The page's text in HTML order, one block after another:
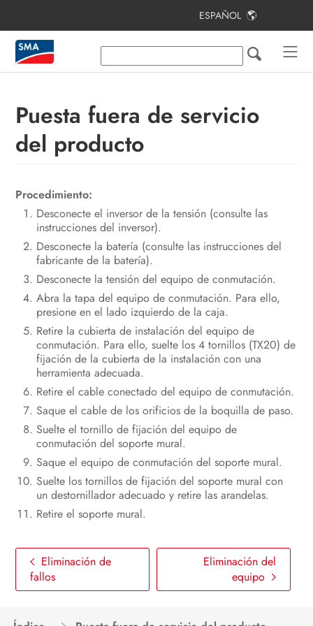
ESPAÑOL
Puesta fuera de servicio
del producto
Procedimiento:
Desconecte el inversor de la tensión (consulte las
instrucciones del inversor).
Desconecte la batería (consulte las instrucciones del
fabricante de la batería).
Desconecte la tensión del equipo de conmutación.
Abra la tapa del equipo de conmutación. Para ello,
presione en el lado izquierdo de la caja.
Retire la cubierta de instalación del equipo de
conmutación. Para ello, suelte los 4 tornillos (TX20) de
fijación de la cubierta de la instalación con una
herramienta adecuada.
Retire el cable conectado del equipo de conmutación.
Saque el cable de los orificios de la boquilla de paso.
Suelte el tornillo de fijación del equipo de
conmutación del soporte mural.
Saque el equipo de conmutación del soporte mural.
Suelte los tornillos de fijación del soporte mural con
un destornillador adecuado y retire las arandelas.
Retire el soporte mural.
Eliminación de
fallos
Eliminación del
equipo
Índice
Indicaciones sobre este documento
Contenido de la entrega
Vista general del producto
Montaje
Conexión eléctrica
Manejo
Cierre de la carcasa
Eliminación de fallos
Puesta fuera de servicio del
producto
Eliminación del equipo
Datos técnicos
Contacto